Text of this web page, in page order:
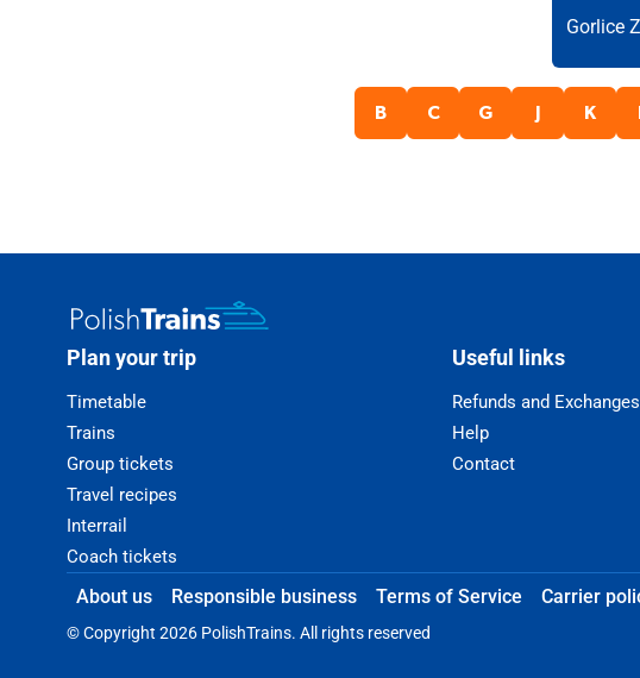
Gorlice
B C G K
Plan your trip
Timetable
Trains
Group tickets
Travel recipes
Interrail
Coach tickets
Useful links
Refunds and Exchanges
Help
Contact
About us Responsible business Terms of Service Carrier
© Copyright 2026 PolishTrains. All rights reserved